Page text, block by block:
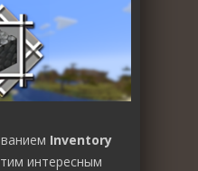
Inventory
интересным